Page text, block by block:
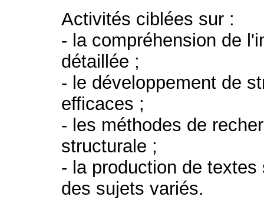
Activités ciblées sur :
- la compréhension de
détaillée ;
- le développement de
efficaces ;
- les méthodes de
structurale ;
- la production de textes
des sujets variés.